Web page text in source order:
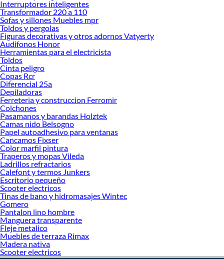
ofrecerte!
Encuentra una amplia variedad de productos de Piedra pizarra en Sodimac.
Encuentra todo lo necesario para tus proyectos de renovación y decoración.
¡Visítanos y haz tus ideas realidad!
Interruptores inteligentes
Transformador 220 a 110
Sofas y sillones Muebles mpr
Toldos y pergolas
Figuras decorativas y otros adornos Vatyerty
Audifonos Honor
Herramientas para el electricista
Toldos
Cinta peligro
Copas Rcr
Diferencial 25a
Depiladoras
Ferreteria y construccion Ferromir
Colchones
Pasamanos y barandas Holztek
Camas nido Belsogno
Papel autoadhesivo para ventanas
Cancamos Fixser
Color marfil pintura
Traperos y mopas Vileda
Ladrillos refractarios
Calefont y termos Junkers
Escritorio pequeño
Scooter electricos
Tinas de bano y hidromasajes Wintec
Gomero
Pantalon lino hombre
Manguera transparente
Fleje metalico
Muebles de terraza Rimax
Madera nativa
Scooter electricos